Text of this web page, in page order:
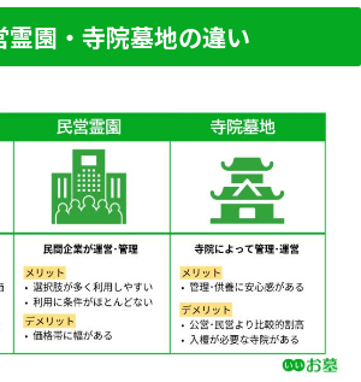
園・寺院墓地の違い